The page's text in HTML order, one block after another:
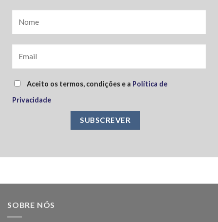
Aceito os termos, condições e a Política de
Privacidade
SOBRE NÓS